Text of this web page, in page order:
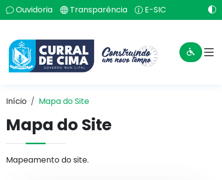
Ouvidoria Transparência E-SIC
Início Mapa do Site
Mapa do Site
Mapeamento do site.